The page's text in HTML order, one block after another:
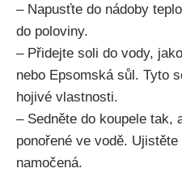
– Napusťte do nádoby
do⁣ poloviny.
– Přidejte soli do ‌vody,
nebo ⁣Epsomská sůl. Tyto
hojivé vlastnosti.
– Sedněte do koupele⁣ tak,
ponořené ve vodě.‌
namočená.